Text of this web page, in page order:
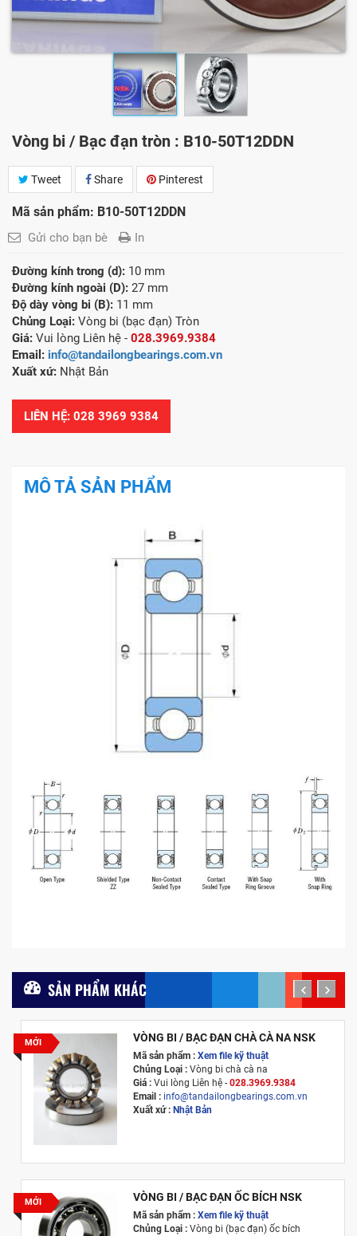
Vòng bi / Bạc đạn tròn : B10-50T12DDN
Tweet Share Pinterest
Mã sản phẩm: B10-50T12DDN
Gửi cho bạn bè In
Đường kính trong (d): 10 mm
Đường kính ngoài (D): 27 mm
Độ dày vòng bi (B): 11 mm
Chủng Loại: Vòng bi (bạc đạn) Tròn
Giá: Vui lòng Liên hệ - 028.3969.9384
Email: info@tandailongbearings.com.vn
Xuất xứ: Nhật Bản
LIÊN HỆ: 028 3969 9384
MÔ TẢ SẢN PHẨM
SẢN PHẨM KHÁC
MỚI VÒNG BI / BẠC ĐẠN CHÀ CÀ NA NSK
Mã sản phẩm : Xem file kỹ thuật
Chủng Loại : Vòng bi chà cà na
Giá :Vui lòng Liên hệ - 028.3969.9384
Email : info@tandailongbearings.com.vn
Xuất xứ : Nhật Bản
MỚI VÒNG BI / BẠC ĐẠN ỐC BÍCH NSK
Mã sản phẩm : Xem file kỹ thuật
Chủng Loại : Vòng bi (bạc đạn) ốc bích
prev next